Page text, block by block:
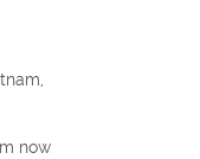
now